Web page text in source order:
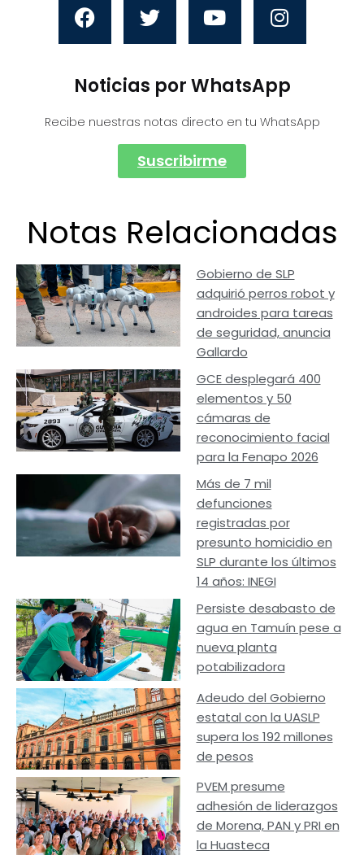
Noticias por WhatsApp
Recibe nuestras notas directo en tu WhatsApp
Suscribirme
Notas Relacionadas
Gobierno de SLP
adquirió perros robot y
androides para tareas
de seguridad, anuncia
Gallardo
GCE desplegará 400
elementos y 50
cámaras de
reconocimiento facial
para la Fenapo 2026
Más de 7 mil
defunciones
registradas por
presunto homicidio en
SLP durante los últimos
14 años: INEGI
Persiste desabasto de
agua en Tamuín pese a
nueva planta
potabilizadora
Adeudo del Gobierno
estatal con la UASLP
supera los 192 millones
de pesos
PVEM presume
adhesión de liderazgos
de Morena, PAN y PRI en
la Huasteca